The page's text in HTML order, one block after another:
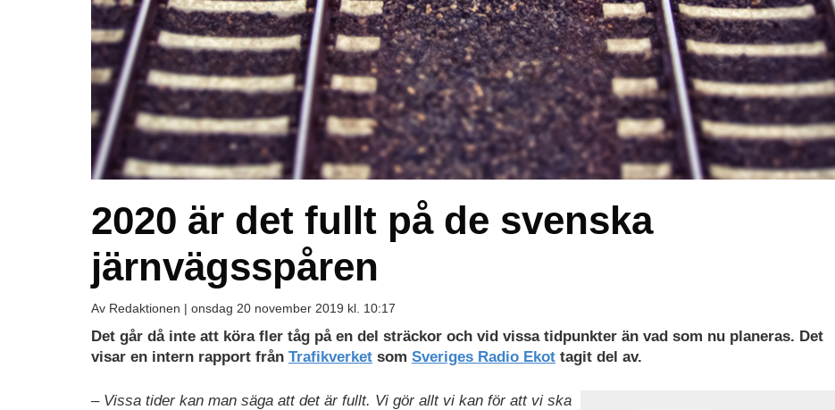
2020 är det fullt på de svenska
järnvägsspåren
Av Redaktionen | onsdag 20 november 2019 kl. 10:17
Det går då inte att köra fler tåg på en del sträckor och vid vissa tidpunkter än vad som nu planeras. Det
visar en intern rapport från Trafikverket som Sveriges Radio Ekot tagit del av.
– Vissa tider kan man säga att det är fullt. Vi gör allt vi kan för att vi ska